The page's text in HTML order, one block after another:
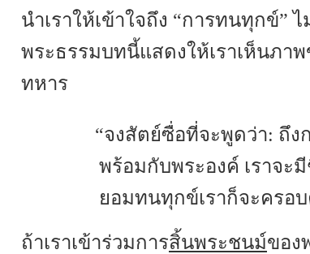
นำเราให้เข้าใจถึง “การทนทุกข์”
พระธรรมบทนี้แสดงให้เราเห็นภา
ทหาร
“จงสัตย์ซื่อที่จะพูดว่า: ถึง
พร้อมกับพระองค์ เราจะ
ยอมทนทุกข์เราก็จะครอ
ถ้าเราเข้าร่วมการสิ้นพระชนม์ของ